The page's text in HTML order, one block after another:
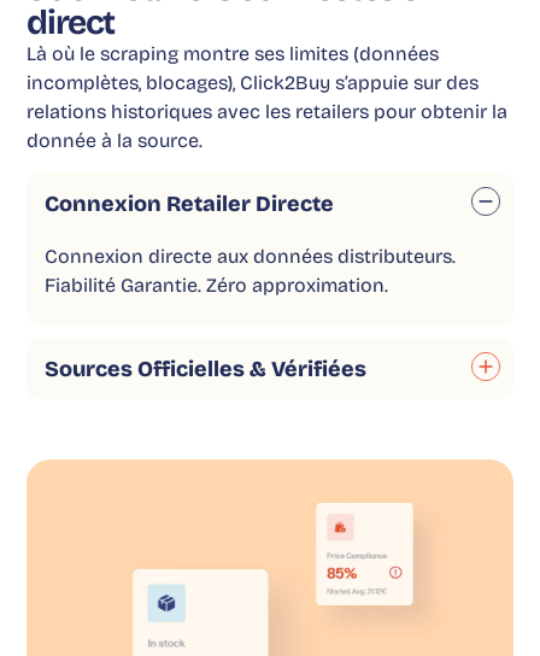
direct
Là où le scraping montre ses limites (données
incomplètes, blocages), Click2Buy s’appuie sur des
relations historiques avec les retailers pour obtenir la
donnée à la source.
Connexion Retailer Directe
Connexion directe aux données distributeurs.
Fiabilité Garantie. Zéro approximation.
Sources Officielles & Vérifiées